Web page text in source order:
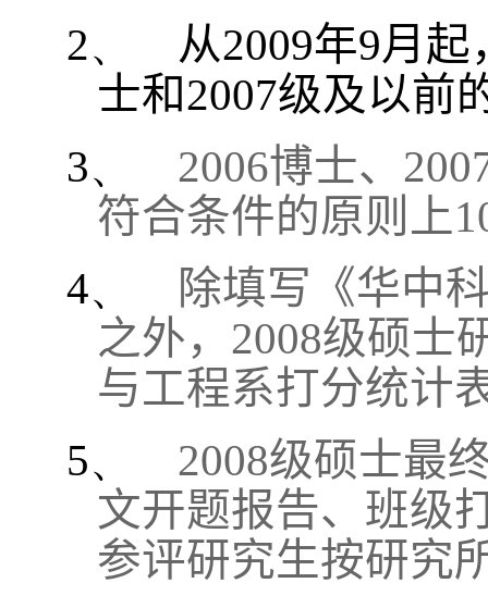
2、
从2009年9月起
士和2007级及以前
3、
2006博士、
符合条件的原则上
4、
除填写《华中
之外， 2008级硕士
与工程系打分统计
5、
2008级硕士最
文开题报告、班级
参评研究生按研究